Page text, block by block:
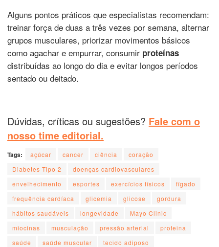
Alguns pontos práticos que especialistas recomendam:
treinar força de duas a três vezes por semana, alternar
grupos musculares, priorizar movimentos básicos
como agachar e empurrar, consumir proteínas
distribuídas ao longo do dia e evitar longos períodos
sentado ou deitado.
Dúvidas, críticas ou sugestões? Fale com o
nosso time editorial.
Tags: açúcar cancer ciência
coração
Diabetes Tipo 2
doenças cardiovasculares
envelhecimento
esportes exercícios físicos
fígado
frequência cardíaca
glicemia glicose
gordura
hábitos saudáveis
longevidade
Mayo Clinic
miocinas
musculação pressão arterial
proteina
saúde
saúde muscular
tecido adiposo